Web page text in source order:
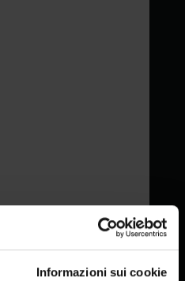
Informazioni sui cookie